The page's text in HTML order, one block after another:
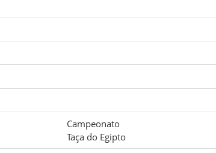
Campeonato
Taça do Egipto